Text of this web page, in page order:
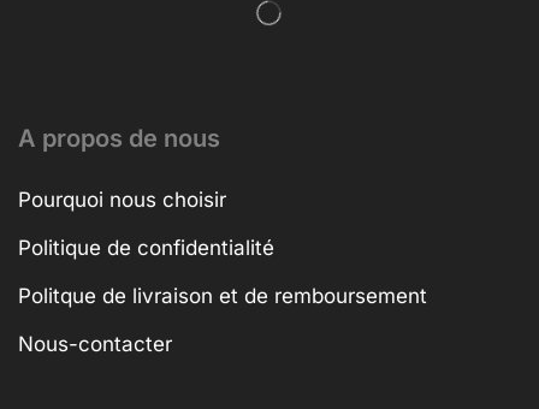
A propos de nous
Pourquoi nous choisir
Politique de confidentialité
Politque de livraison et de remboursement
Nous-contacter